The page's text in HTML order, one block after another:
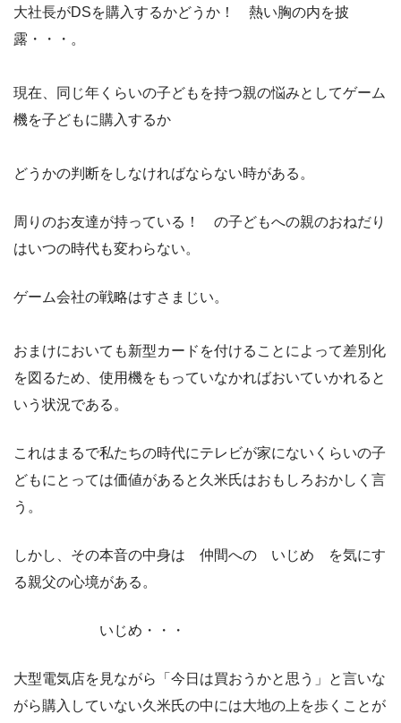
大社長がDSを購入するかどうか！ 熱い胸の内を披
露・・・。
現在、同じ年くらいの子どもを持つ親の悩みとしてゲーム
機を子どもに購入するか
どうかの判断をしなければならない時がある。
周りのお友達が持っている！ の子どもへの親のおねだり
はいつの時代も変わらない。
ゲーム会社の戦略はすさまじい。
おまけにおいても新型カードを付けることによって差別化
を図るため、使用機をもっていなかればおいていかれると
いう状況である。
これはまるで私たちの時代にテレビが家にないくらいの子
どもにとっては価値があると久米氏はおもしろおかしく言
う。
しかし、その本音の中身は 仲間への いじめ を気にす
る親父の心境がある。
いじめ・・・
大型電気店を見ながら「今日は買おうかと思う」と言いな
がら購入していない久米氏の中には大地の上を歩くことが